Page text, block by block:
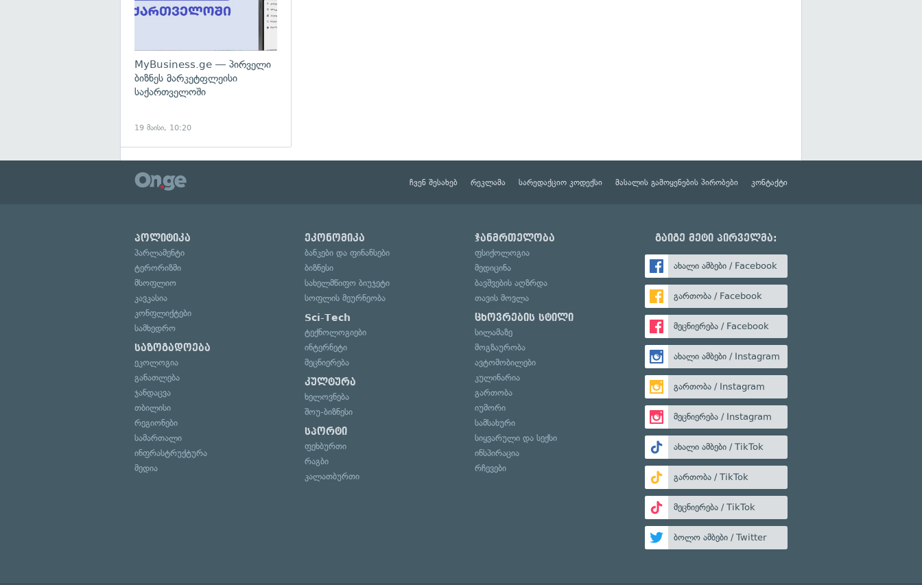
MyBusiness.ge — პირველი
ბიზნეს მარკეტფლეისი
საქართველოში
19 მაისი, 10:20
ჩვენ შესახებ რეკლამა სარედაქციო კოდექსი მასალის გამოყენების პირობები კონტაქტი
პოლიტიკა
პარლამენტი
ტერორიზმი
მსოფლიო
კავკასია
კონფლიქტები
სამხედრო
საზოგადოება
ეკოლოგია
განათლება
ჯანდაცვა
თბილისი
რეგიონები
სამართალი
ინფრასტრუქტურა
მედია
ეკონომიკა
ბანკები და ფინანსები
ბიზნესი
სახელმწიფო ბიუჯეტი
სოფლის მეურნეობა
Sci-Tech
ტექნოლოგიები
ინტერნეტი
მეცნიერება
კულტურა
ხელოვნება
შოუ-ბიზნესი
სპორტი
ფეხბურთი
რაგბი
კალათბურთი
ჯანმრთელობა
ფსიქოლოგია
მედიცინა
ბავშვების აღზრდა
თავის მოვლა
ცხოვრების სტილი
სილამაზე
მოგზაურობა
ავტომობილები
კულინარია
გართობა
იუმორი
სამსახური
სიყვარული და სექსი
ინსპირაცია
რჩევები
გაიგე მეტი პირველმა:
ახალი ამბები / Facebook
გართობა / Facebook
მეცნიერება / Facebook
ახალი ამბები / Instagram
გართობა / Instagram
მეცნიერება / Instagram
ახალი ამბები / TikTok
გართობა / TikTok
მეცნიერება / TikTok
ბოლო ამბები / Twitter